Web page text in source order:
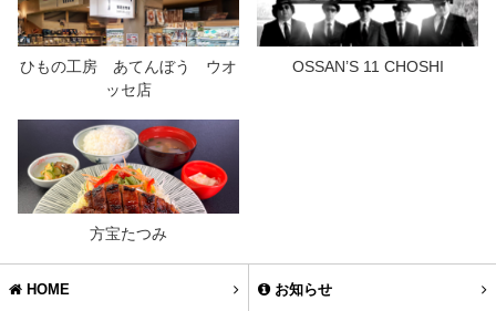
ひもの工房 あてんぼう ウオ
ッセ店
OSSAN’S 11 CHOSHI
方宝たつみ
HOME お知らせ